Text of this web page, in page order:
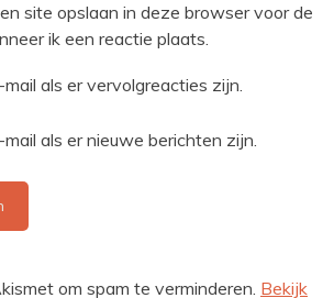
site opslaan in deze browser voor de
ik een reactie plaats.
als er vervolgreacties zijn.
als er nieuwe berichten zijn.
om spam te verminderen. Bekijk